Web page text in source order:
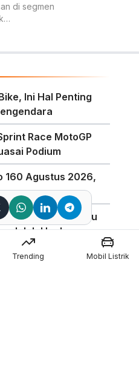
di segmen
Ini Hal Penting
Race MotoGP
Podium
160 Agustus 2026,
Polisi Tegaskan Isu
adalah Hoaks
2(Q2) Di Moto2
Trending Mobil Listrik